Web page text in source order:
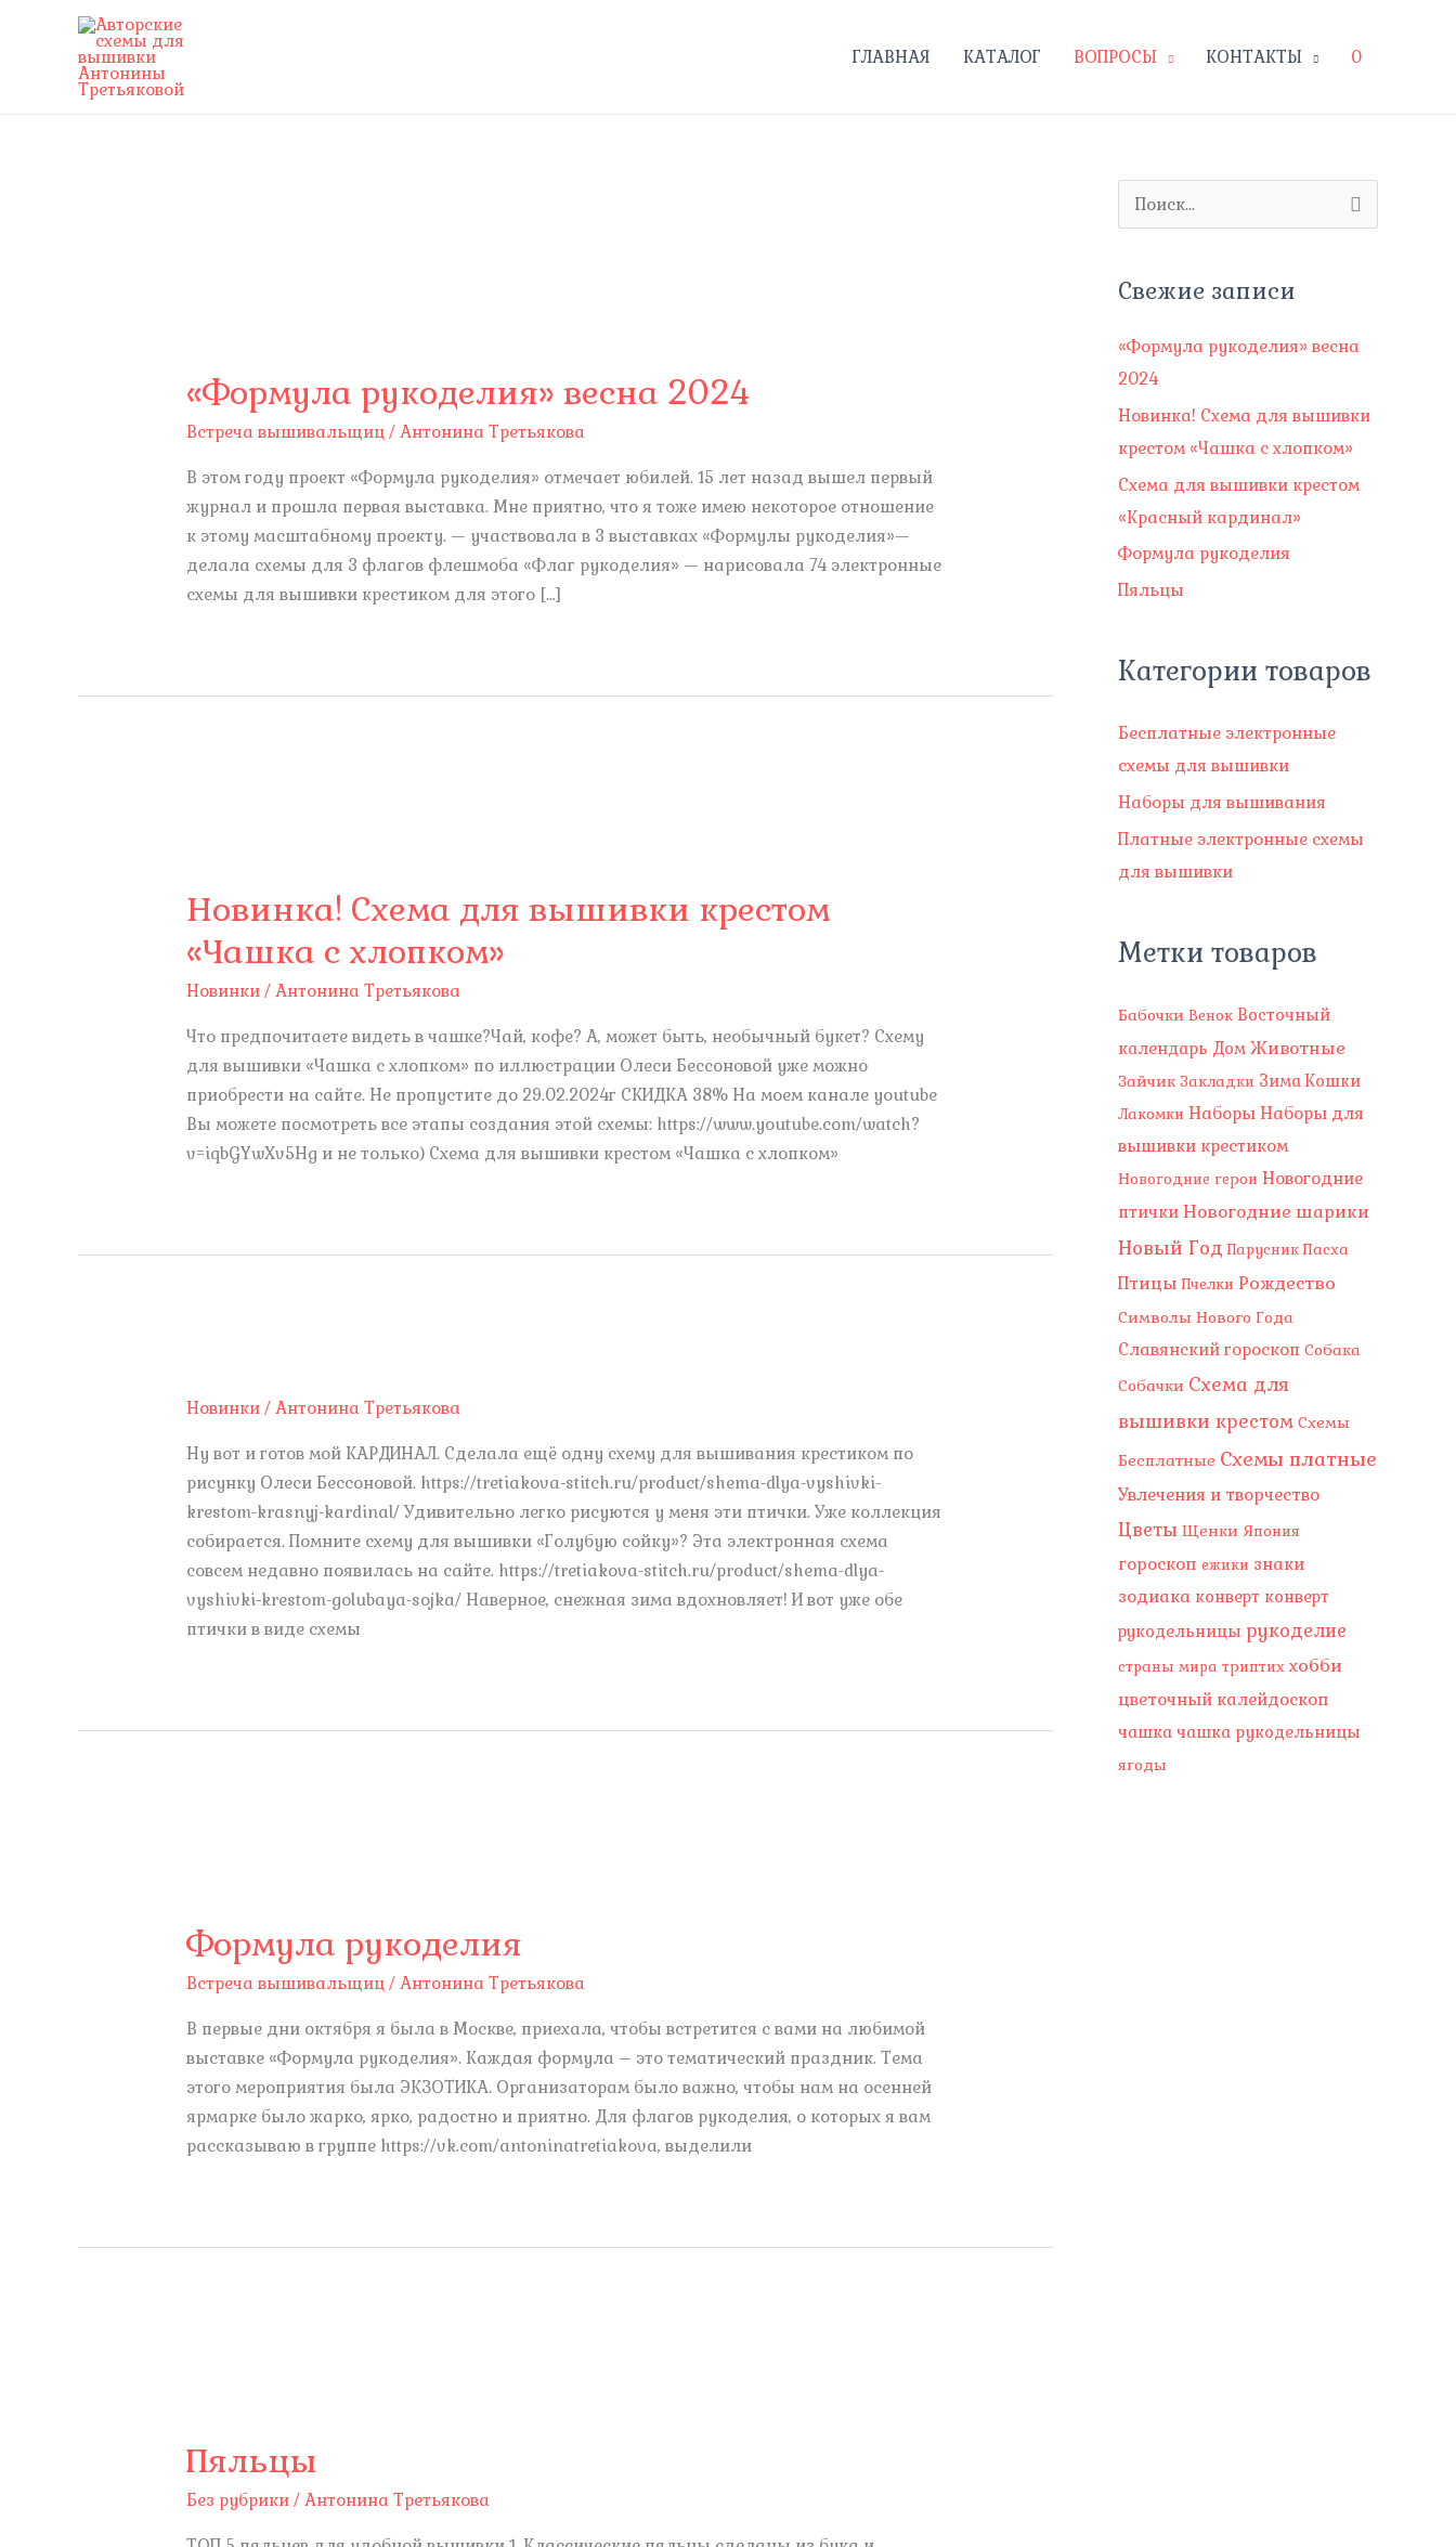
содержимому
ГЛАВНАЯ КАТАЛОГ ВОПРОСЫ КОНТАКТЫ 0
«Формула рукоделия» весна 2024
Встреча вышивальщиц /Антонина Третьякова
В этом году проект «Формула рукоделия» отмечает юбилей. 15 лет назад вышел первый
журнал и прошла первая выставка. Мне приятно, что я тоже имею некоторое отношение
к этому масштабному проекту. — участвовала в 3 выставках «Формулы рукоделия»—
делала схемы для 3 флагов флешмоба «Флаг рукоделия» — нарисовала 74 электронные
схемы для вышивки крестиком для этого […]
Новинка! Схема для вышивки крестом
«Чашка с хлопком»
Новинки /Антонина Третьякова
Что предпочитаете видеть в чашке?Чай, кофе? А, может быть, необычный букет? Схему
для вышивки «Чашка с хлопком» по иллюстрации Олеси Бессоновой уже можно
приобрести на сайте. Не пропустите до 29.02.2024г СКИДКА 38% На моем канале youtube
Вы можете посмотреть все этапы создания этой схемы: https://www.youtube.com/watch?
v=iqbGYwXv5Hg и не только) Схема для вышивки крестом «Чашка с хлопком»
Новинки /Антонина Третьякова
Ну вот и готов мой КАРДИНАЛ. Сделала ещё одну схему для вышивания крестиком по
рисунку Олеси Бессоновой. https://tretiakova-stitch.ru/product/shema-dlya-vyshivki-
krestom-krasnyj-kardinal/ Удивительно легко рисуются у меня эти птички. Уже коллекция
собирается. Помните схему для вышивки «Голубую сойку»? Эта электронная схема
совсем недавно появилась на сайте. https://tretiakova-stitch.ru/product/shema-dlya-
vyshivki-krestom-golubaya-sojka/ Наверное, снежная зима вдохновляет! И вот уже обе
птички в виде схемы
Формула рукоделия
Встреча вышивальщиц /Антонина Третьякова
В первые дни октября я была в Москве, приехала, чтобы встретится с вами на любимой
выставке «Формула рукоделия». Каждая формула – это тематический праздник. Тема
этого мероприятия была ЭКЗОТИКА. Организаторам было важно, чтобы нам на осенней
ярмарке было жарко, ярко, радостно и приятно. Для флагов рукоделия, о которых я вам
рассказываю в группе https://vk.com/antoninatretiakova, выделили
Пяльцы
Без рубрики /Антонина Третьякова
с
к
:
Свежие записи
«Формула рукоделия» весна
2024
Новинка! Схема для вышивки
крестом «Чашка с хлопком»
Схема для вышивки крестом
«Красный кардинал»
Формула рукоделия
Пяльцы
Категории товаров
Бесплатные электронные
схемы для вышивки
Наборы для вышивания
Платные электронные схемы
для вышивки
Метки товаров
Бабочки Венок Восточный
календарь Дом Животные
Зайчик Закладки Зима Кошки
Лакомки Наборы Наборы для
вышивки крестиком
Новогодние герои Новогодние
птички Новогодние шарики
Новый Год Парусник Пасха
Птицы Пчелки Рождество
Символы Нового Года
Славянский гороскоп Собака
Собачки Схема для
вышивки крестом Схемы
Бесплатные Схемы платные
Увлечения и творчество
Цветы Щенки Япония
гороскоп ежики знаки
зодиака конверт конверт
рукодельницы рукоделие
страны мира триптих хобби
цветочный калейдоскоп
чашка чашка рукодельницы
ягоды